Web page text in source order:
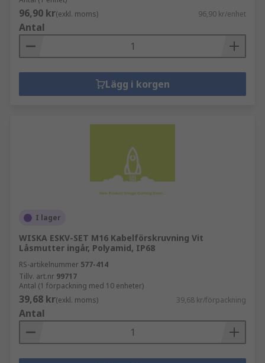
96,90 kr(exkl. moms) 96,90 kr/enhet
Antal
Lägg i korgen
I lager
WISKA ESKV-SET M16 Kabelförskruvning Vit
Låsmutter ingår, Polyamid, IP68
RS-artikelnummer 577-414
Tillv. art.nr 99717
Antal (1 förpackning med 10 enheter)
39,68 kr(exkl. moms) 39,68 kr/förpackning
Antal